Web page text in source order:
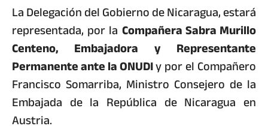
La Delegación del Gobierno de Nicaragua, estará
representada, por la Compañera Sabra Murillo
Centeno, Embajadora y Representante
Permanente ante la ONUDIy por el Compañero
Francisco Somarriba, Ministro Consejero de la
Embajada de la República de Nicaragua en
Austria.